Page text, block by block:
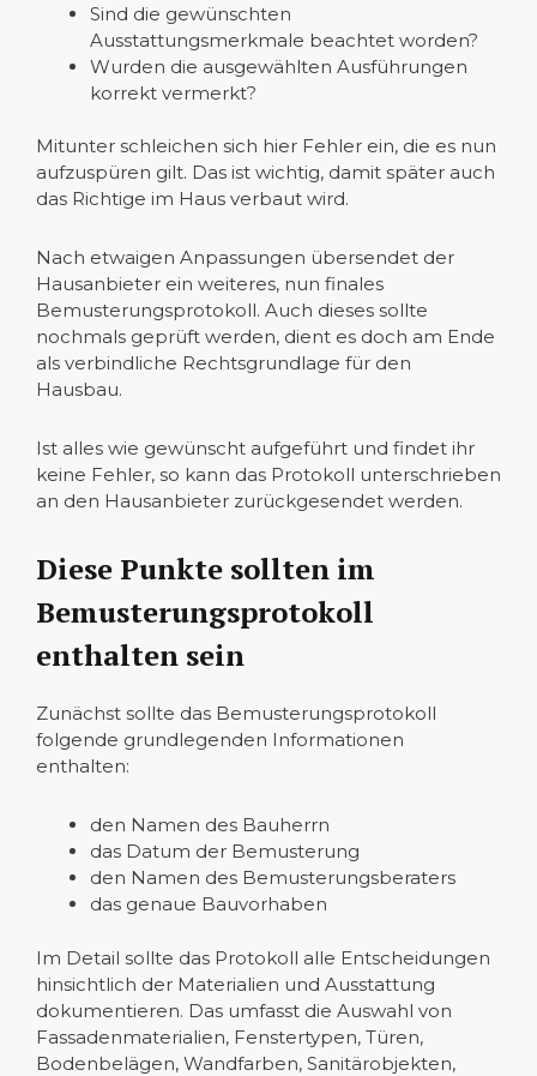
Sind die gewünschten
Ausstattungsmerkmale beachtet worden?
Wurden die ausgewählten Ausführungen
korrekt vermerkt?
Mitunter schleichen sich hier Fehler ein, die es nun
aufzuspüren gilt. Das ist wichtig, damit später auch
das Richtige im Haus verbaut wird.
Nach etwaigen Anpassungen übersendet der
Hausanbieter ein weiteres, nun finales
Bemusterungsprotokoll. Auch dieses sollte
nochmals geprüft werden, dient es doch am Ende
als verbindliche Rechtsgrundlage für den
Hausbau.
Ist alles wie gewünscht aufgeführt und findet ihr
keine Fehler, so kann das Protokoll unterschrieben
an den Hausanbieter zurückgesendet werden.
Diese Punkte sollten im
Bemusterungsprotokoll
enthalten sein
Zunächst sollte das Bemusterungsprotokoll
folgende grundlegenden Informationen
enthalten:
den Namen des Bauherrn
das Datum der Bemusterung
den Namen des Bemusterungsberaters
das genaue Bauvorhaben
Im Detail sollte das Protokoll alle Entscheidungen
hinsichtlich der Materialien und Ausstattung
dokumentieren. Das umfasst die Auswahl von
Fassadenmaterialien, Fenstertypen, Türen,
Bodenbelägen, Wandfarben, Sanitärobjekten,